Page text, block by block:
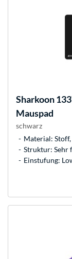
Sharkoon
Mauspad
schwarz
Material:
Struktur: Sehr
Einstufung: